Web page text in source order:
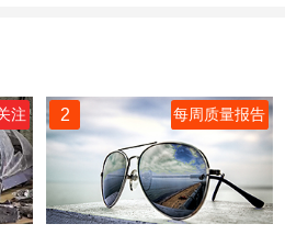
注 2 每周质量报告